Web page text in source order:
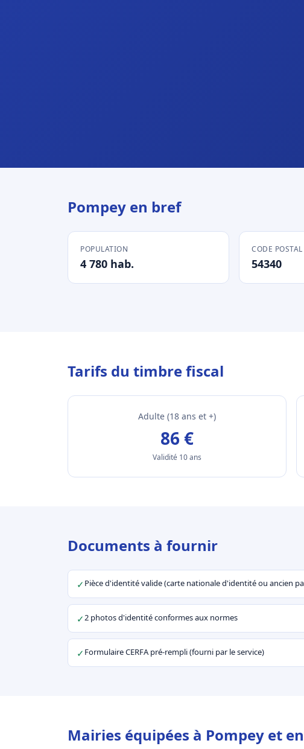
Pompey en bref
POPULATION
4 780 hab.
CODE POSTAL
54340
Tarifs du timbre fiscal
Adulte (18 ans et +)
86 €
Validité 10 ans
Documents à fournir
✓ Pièce d'identité valide (carte nationale d'identité ou ancien
✓2 photos d'identité conformes aux normes
✓ Formulaire CERFA pré-rempli (fourni par le service)
Mairies équipées à Pompey et